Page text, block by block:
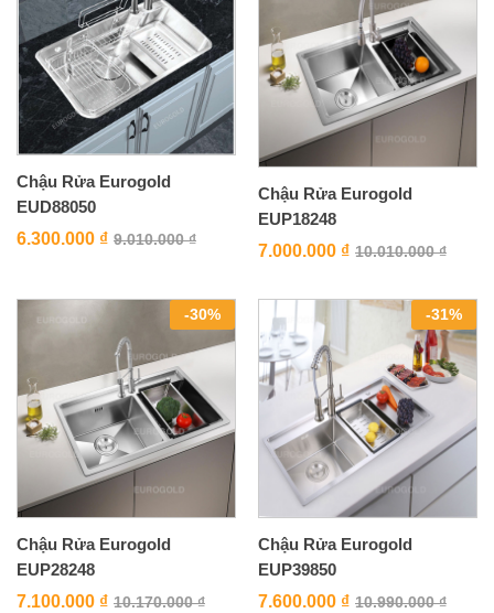
Chậu Rửa Eurogold
EUD88050
6.300.000 ₫ 9.010.000₫
Chậu Rửa Eurogold
EUP18248
7.000.000 ₫ 10.010.000₫
-30%
Chậu Rửa Eurogold
EUP28248
7.100.000 ₫ 10.170.000₫
-31%
Chậu Rửa Eurogold
EUP39850
7.600.000 ₫ 10.990.000₫